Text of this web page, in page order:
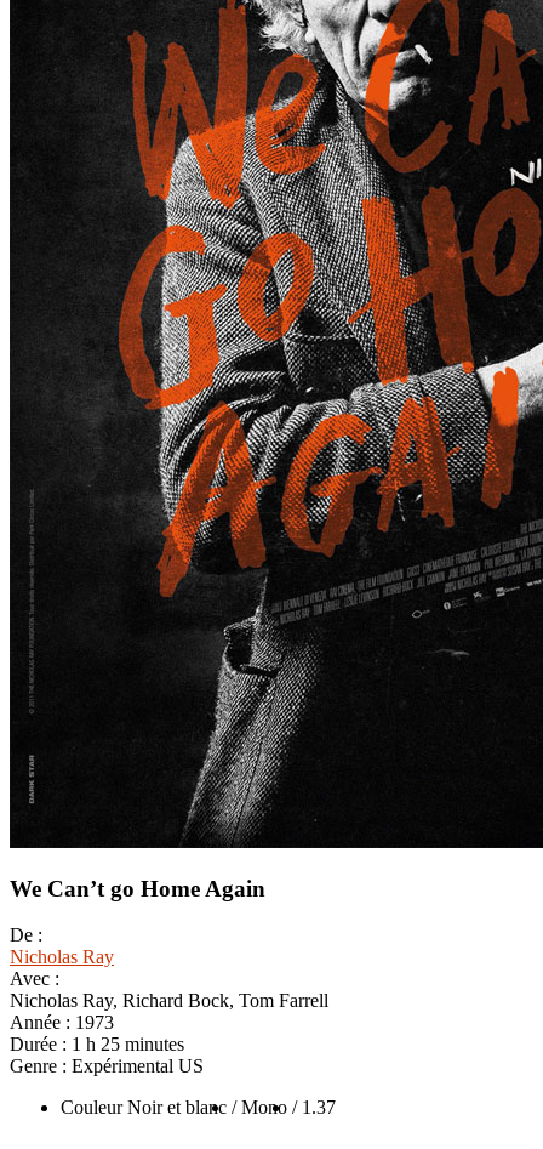
We Can’t go Home Again
De :
Nicholas Ray
Avec :
Nicholas Ray, Richard Bock, Tom Farrell
Année : 1973
Durée : 1 h 25 minutes
Genre : Expérimental US
Couleur Noir et blanc / Mono / 1.37